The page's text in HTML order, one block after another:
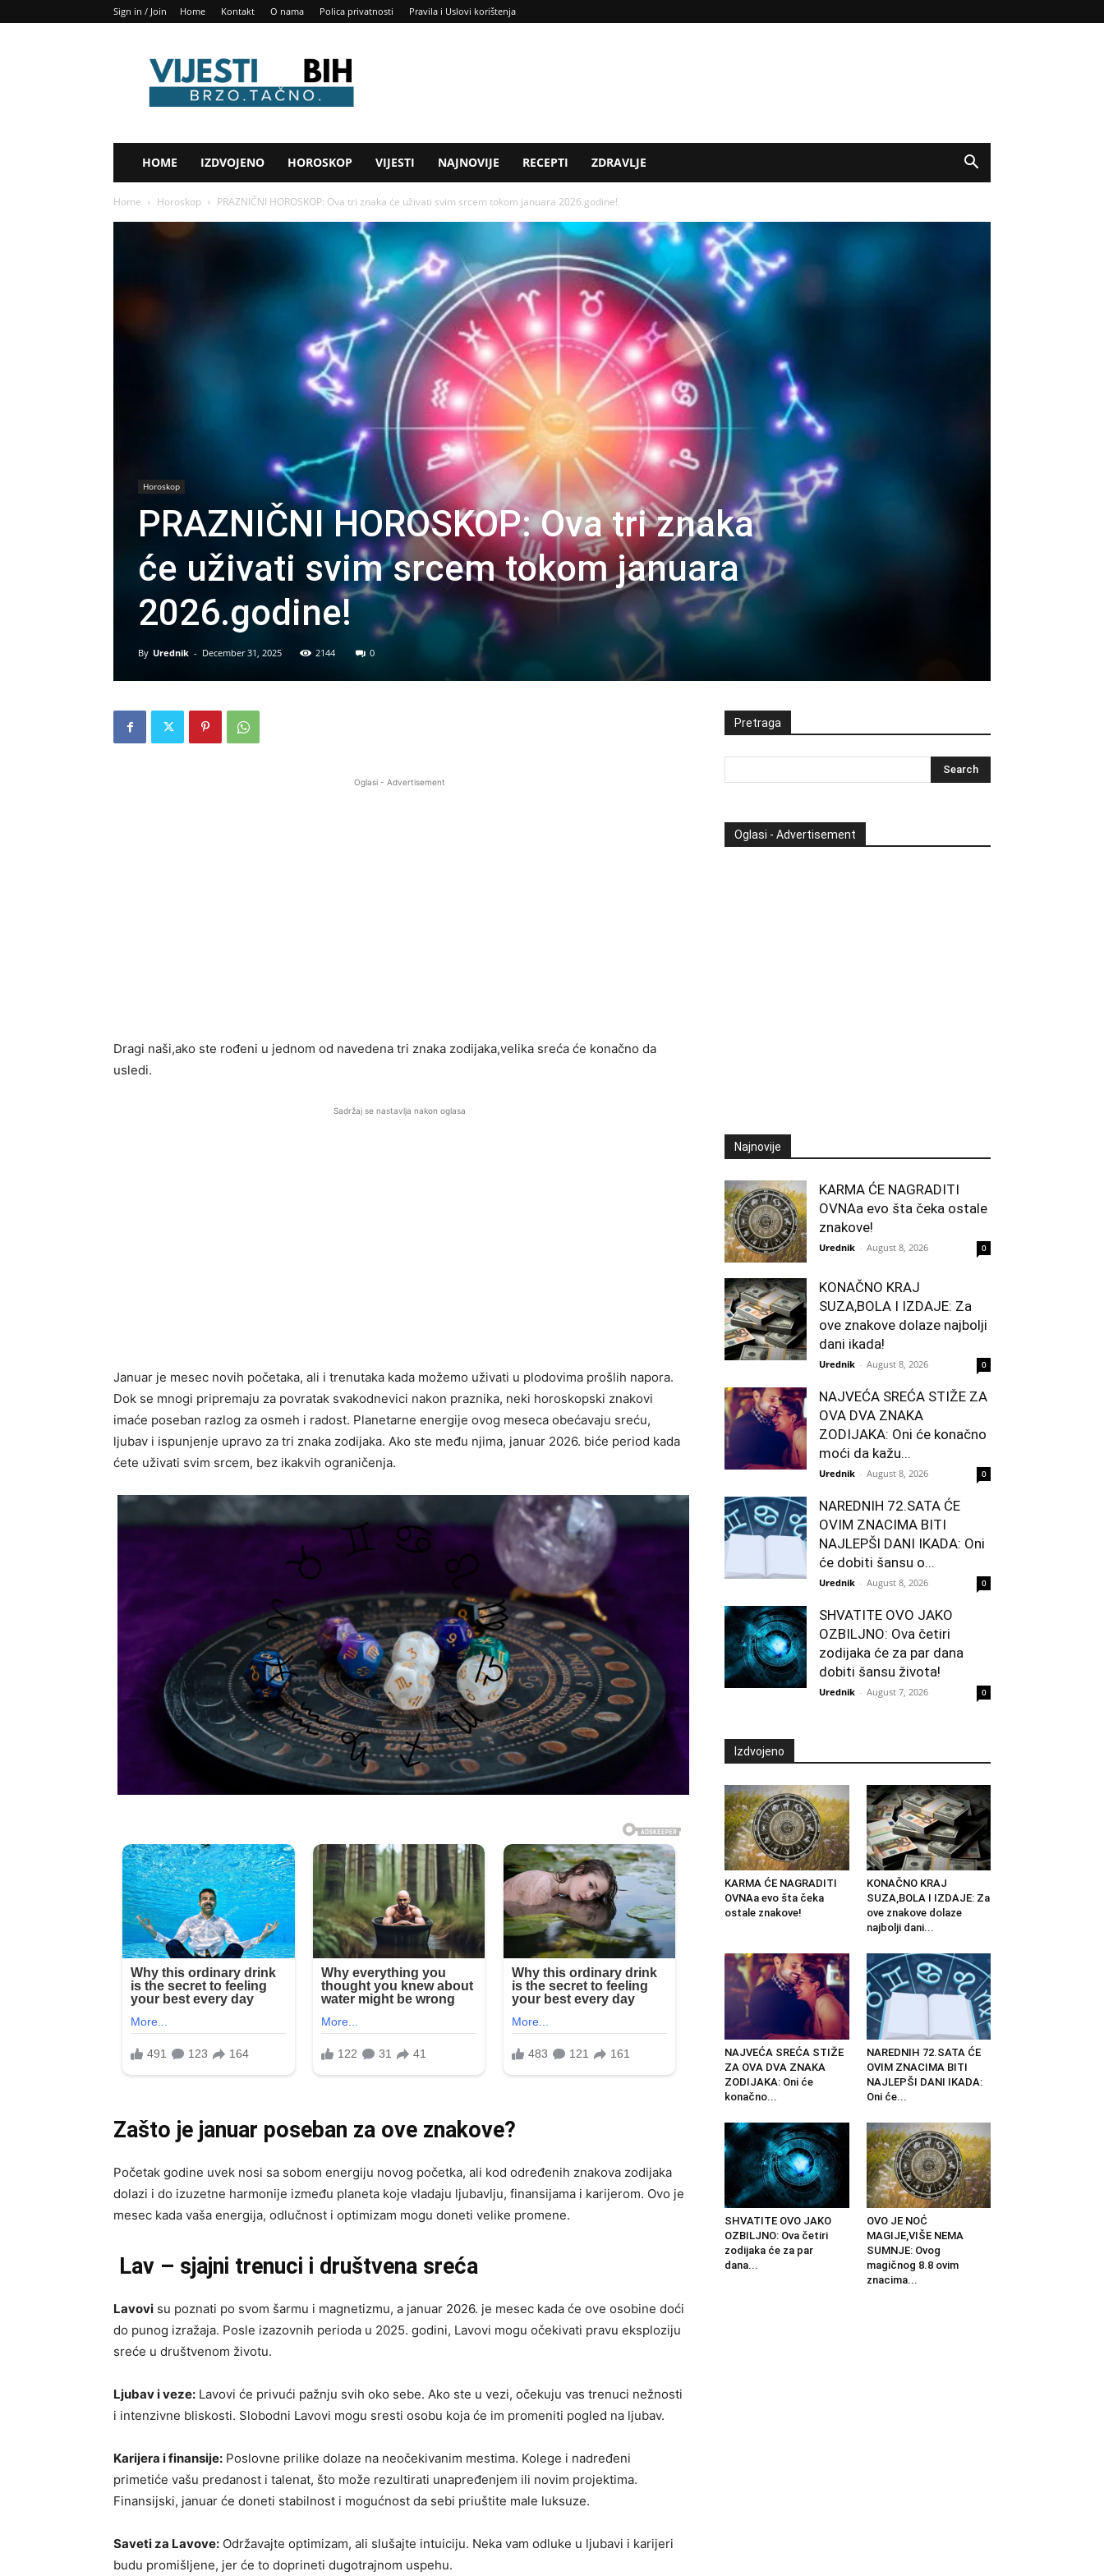
Sign in / Join Home Kontakt O nama Polica privatnosti Pravila i Uslovi korištenja
BIH
HOME IZDVOJENO HOROSKOP VIJESTI NAJNOVIJE RECEPTI ZDRAVLJE
Home Horoskop PRAZNIČNI HOROSKOP: Ova tri znaka će uživati svim srcem tokom januara 2026.godine!
Horoskop
PRAZNIČNI HOROSKOP: Ova tri znaka
će uživati svim srcem tokom januara
2026.godine!
By Urednik - December 31, 2025 2144 0
Oglasi - Advertisement
Dragi naši,ako ste rođeni u jednom od navedena tri znaka zodijaka,velika sreća će konačno da
usledi.
Sadržaj se nastavlja nakon oglasa
Januar je mesec novih početaka, ali i trenutaka kada možemo uživati u plodovima prošlih napora.
Dok se mnogi pripremaju za povratak svakodnevici nakon praznika, neki horoskopski znakovi
imaće poseban razlog za osmeh i radost. Planetarne energije ovog meseca obećavaju sreću,
ljubav i ispunjenje upravo za tri znaka zodijaka. Ako ste među njima, januar 2026. biće period kada
ćete uživati svim srcem, bez ikakvih ograničenja.
Zašto je januar poseban za ove znakove?
Početak godine uvek nosi sa sobom energiju novog početka, ali kod određenih znakova zodijaka
dolazi i do izuzetne harmonije između planeta koje vladaju ljubavlju, finansijama i karijerom. Ovo je
mesec kada vaša energija, odlučnost i optimizam mogu doneti velike promene.
Lav – sjajni trenuci i društvena sreća
Lavovi su poznati po svom šarmu i magnetizmu, a januar 2026. je mesec kada će ove osobine doći
do punog izražaja. Posle izazovnih perioda u 2025. godini, Lavovi mogu očekivati pravu eksploziju
sreće u društvenom životu.
Ljubav i veze: Lavovi će privući pažnju svih oko sebe. Ako ste u vezi, očekuju vas trenuci nežnosti
i intenzivne bliskosti. Slobodni Lavovi mogu sresti osobu koja će im promeniti pogled na ljubav.
Karijera i finansije: Poslovne prilike dolaze na neočekivanim mestima. Kolege i nadređeni
primetiće vašu predanost i talenat, što može rezultirati unapređenjem ili novim projektima.
Finansijski, januar će doneti stabilnost i mogućnost da sebi priuštite male luksuze.
Saveti za Lavove: Održavajte optimizam, ali slušajte intuiciju. Neka vam odluke u ljubavi i karijeri
budu promišljene, jer će to doprineti dugotrajnom uspehu.
Pretraga
Oglasi - Advertisement
Najnovije
KARMA ĆE NAGRADITI
OVNAa evo šta čeka ostale
znakove!
Urednik - August 8, 2026 0
KONAČNO KRAJ
SUZA,BOLA I IZDAJE: Za
ove znakove dolaze najbolji
dani ikada!
Urednik - August 8, 2026 0
NAJVEĆA SREĆA STIŽE ZA
OVA DVA ZNAKA
ZODIJAKA: Oni će konačno
moći da kažu...
Urednik - August 8, 2026 0
NAREDNIH 72.SATA ĆE
OVIM ZNACIMA BITI
NAJLEPŠI DANI IKADA: Oni
će dobiti šansu o...
Urednik - August 8, 2026 0
SHVATITE OVO JAKO
OZBILJNO: Ova četiri
zodijaka će za par dana
dobiti šansu života!
Urednik - August 7, 2026 0
Izdvojeno
KARMA ĆE NAGRADITI
OVNAa evo šta čeka
ostale znakove!
KONAČNO KRAJ
SUZA,BOLA I IZDAJE: Za
ove znakove dolaze
najbolji dani...
NAJVEĆA SREĆA STIŽE
ZA OVA DVA ZNAKA
ZODIJAKA: Oni će
konačno...
NAREDNIH 72.SATA ĆE
OVIM ZNACIMA BITI
NAJLEPŠI DANI IKADA:
Oni će...
SHVATITE OVO JAKO
OZBILJNO: Ova četiri
zodijaka će za par
dana...
OVO JE NOĆ
MAGIJE,VIŠE NEMA
SUMNJE: Ovog
magičnog 8.8 ovim
znacima...